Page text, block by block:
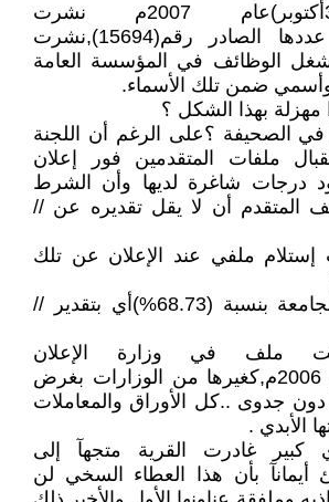
**في تاريخ(31أكتوبر)عام 2007م نشرت
صحيفة"الثورة"في عددها الصادر رقم(15694),نشرت
الوظائف في المؤسسة العامة
ضمن تلك الأسماء.
بهذا الشكل ؟
الصحيفة ؟على الرغم أن اللجنة
ملفات المتقدمين فور إعلان
درجات شاغرة لديها وأن الشرط
المتقدم أن لا يقل تقديره عن //
إستلام ملفي عند الإعلان عن تلك
فأنا تخرجت من الجامعة بنسبة (68.73%)أي بتقدير //
ملف في وزارة الإعلان
بتاريخ(24أبريل)عام 2006م,كغيرها من الوزارات بغرض
دون جدوى ..كل الأوراق والمعاملات
الأبدي .
غادرت القرية متجهآ إلى
أيمانآ بأن هذا العطاء السخي لن